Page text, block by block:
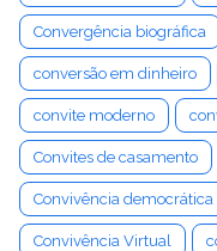
Convergência biográfica
conversão em dinheiro
convite moderno
Convites de casamento
Convivência democrática
Convivência Virtual